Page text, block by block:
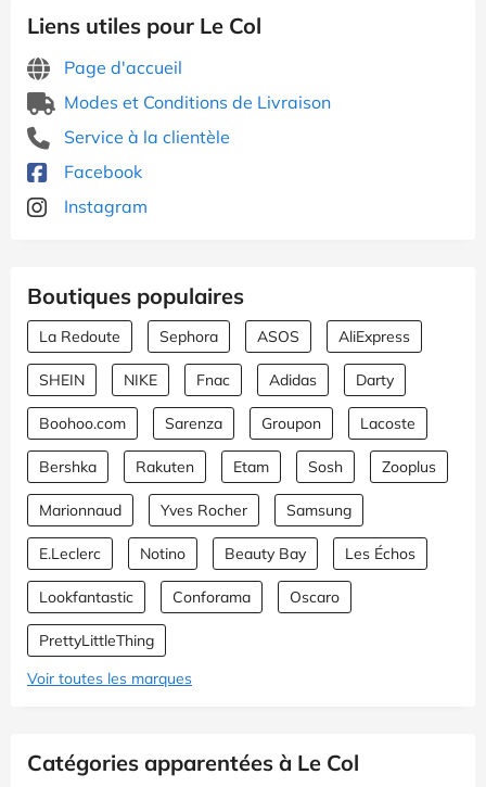
Liens utiles pour Le Col
Page d'accueil
Modes et Conditions de Livraison
Service à la clientèle
Facebook
Instagram
Boutiques populaires
La Redoute Sephora ASOS AliExpress
SHEIN NIKE Fnac Adidas Darty
Boohoo.com Sarenza Groupon Lacoste
Bershka Rakuten Etam Sosh Zooplus
Marionnaud Yves Rocher Samsung
E.Leclerc Notino Beauty Bay Les Échos
Lookfantastic Conforama Oscaro
PrettyLittleThing
Voir toutes les marques
Catégories apparentées à Le Col